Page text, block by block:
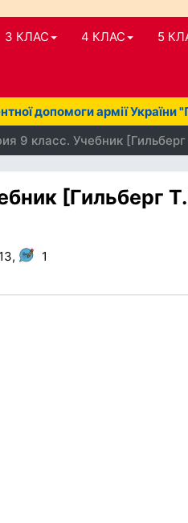
3 КЛАС 4 КЛАС 5
допомоги армії
9 класс. Учебник
[Гильберг
1